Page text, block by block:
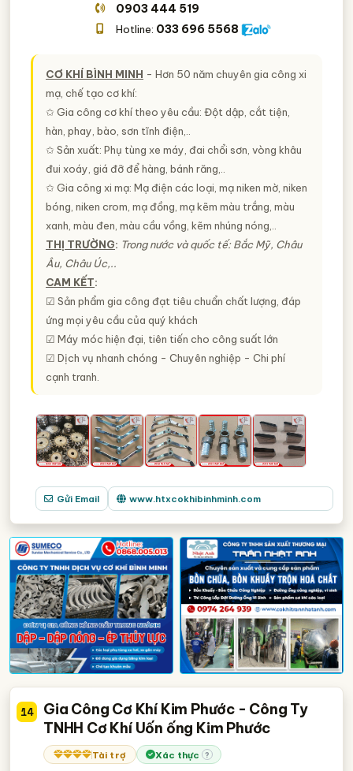
0903 444 519
Hotline: 033 696 5568
CƠ KHÍ BÌNH MINH - Hơn 50 năm chuyên gia công xi
mạ, chế tạo cơ khí:
✩ Gia công cơ khí theo yêu cầu: Đột dập, cắt tiện,
hàn, phay, bào, sơn tĩnh điện,..
✩ Sản xuất: Phụ tùng xe máy, đai chổi sơn, vòng khâu
đui xoáy, giá đỡ để hàng, bánh răng,..
✩ Gia công xi mạ: Mạ điện các loại, mạ niken mờ, niken
bóng, niken crom, mạ đồng, mạ kẽm màu trắng, màu
xanh, màu đen, màu cầu vồng, kẽm nhúng nóng,..
THỊ TRƯỜNG: Trong nước và quốc tế: Bắc Mỹ, Châu
Âu, Châu Úc,..
CAM KẾT:
☑ Sản phẩm gia công đạt tiêu chuẩn chất lượng, đáp
ứng mọi yêu cầu của quý khách
☑ Máy móc hiện đại, tiên tiến cho công suất lớn
☑ Dịch vụ nhanh chóng - Chuyên nghiệp - Chi phí
cạnh tranh.
Gửi Email www.htxcokhibinhminh.com
14
Gia Công Cơ Khí Kim Phước - Công Ty
TNHH Cơ Khí Uốn ống Kim Phước
Tài trợ Xác thực ?